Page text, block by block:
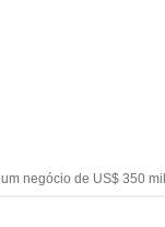
negócio de US$ 350